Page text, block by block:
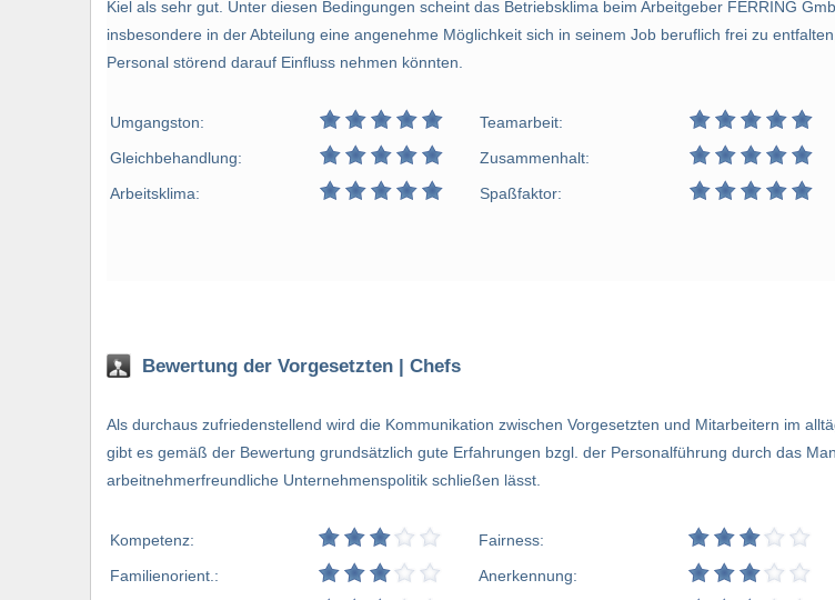
Kiel als sehr gut. Unter diesen Bedingungen scheint das Betriebsklima beim Arbeitgeber FERRING
insbesondere in der Abteilung eine angenehme Möglichkeit sich in seinem Job beruflich frei zu
Personal störend darauf Einfluss nehmen könnten.
Umgangston: Teamarbeit:
Gleichbehandlung:
Zusammenhalt:
Arbeitsklima:
Spaßfaktor:
Bewertung der Vorgesetzten | Chefs
Als durchaus zufriedenstellend wird die Kommunikation zwischen Vorgesetzten und Mitarbeitern im
gibt es gemäß der Bewertung grundsätzlich gute Erfahrungen bzgl. der Personalführung durch das
arbeitnehmerfreundliche Unternehmenspolitik schließen lässt.
Kompetenz: Fairness:
Familienorient.:
Anerkennung: